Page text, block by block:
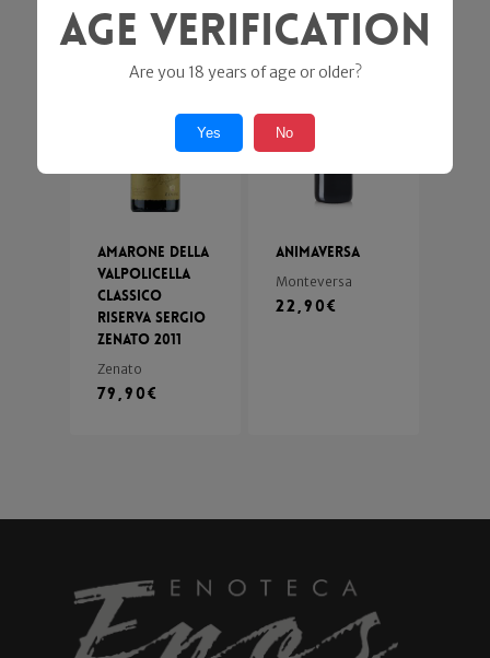
Amarone della
Valpolicella
Classico
Riserva Sergio
Zenato 2011
Zenato
79,90€
Animaversa
Monteversa
22,90€
Age Verification
Are you 18 years of age or older?
Yes No